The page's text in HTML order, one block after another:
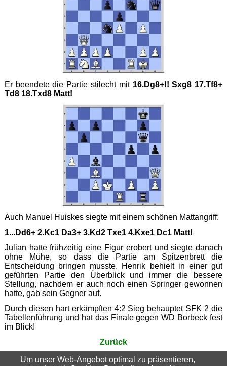
Er beendete die Partie stilecht mit 16.Dg8+!! Sxg8 17.Tf8+
Td8 18.Txd8 Matt!
Auch Manuel Huiskes siegte mit einem schönen Mattangriff:
1...Dd6+ 2.Kc1 Da3+ 3.Kd2 Txe1 4.Kxe1 Dc1 Matt!
Julian hatte frühzeitig eine Figur erobert und siegte danach
ohne Mühe, so dass die Partie am Spitzenbrett die
Entscheidung bringen musste. Henrik behielt in einer gut
geführten Partie den Überblick und immer die bessere
Stellung, nachdem er auch noch einen Springer gewonnen
hatte, gab sein Gegner auf.
Durch diesen hart erkämpften 4:2 Sieg behauptet SFK 2 die
Tabellenführung und hat das Finale gegen WD Borbeck fest
im Blick!
Zurück
Um unser Web-Angebot optimal zu präsentieren,